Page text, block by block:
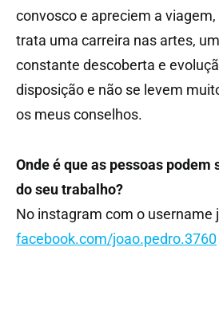
convosco e apreciem a
trata uma carreira nas artes,
constante descoberta e
disposição e não se levem
os meus conselhos.
Onde é que as pessoas podem
do seu trabalho?
No instagram com o username
facebook.com/joao.pedro.3760